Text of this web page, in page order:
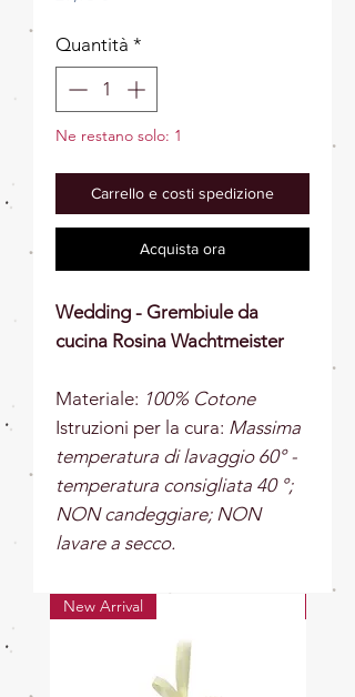
Quantità *
Ne restano solo: 1
Carrello e costi spedizione
Acquista ora
Wedding - Grembiule da
cucina Rosina Wachtmeister
Materiale: 100% Cotone
Istruzioni per la cura: Massima
temperatura di lavaggio 60° -
temperatura consigliata 40 °;
NON candeggiare; NON
lavare a secco.
New Arrival